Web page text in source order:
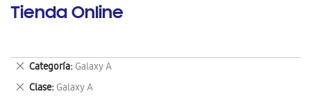
Tienda Online
Categoría Galaxy A
Eliminar
este
artículo
Clase Galaxy A
Eliminar